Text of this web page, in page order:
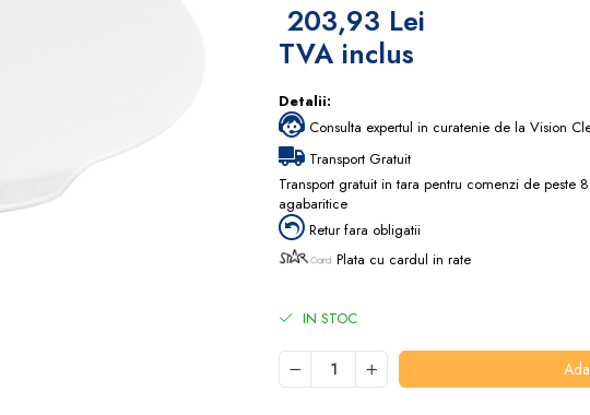
203,93 Lei
TVA inclus
Detalii:
Consulta expertul in curatenie de la Vision
Transport Gratuit
Transport gratuit in tara pentru comenzi de peste
agabaritice
Retur fara obligatii
Plata cu cardul in rate
IN STOC